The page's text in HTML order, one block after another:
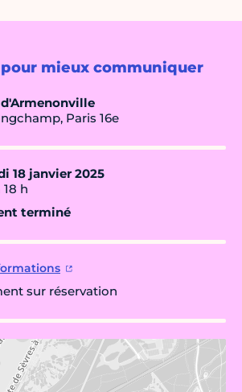
mieux communiquer
Paris 16e
18 janvier 2025
18 h
terminé
sur réservation